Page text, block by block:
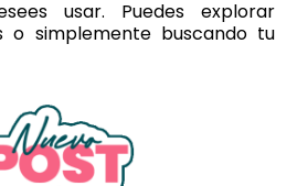
usar. Puedes explorar
o simplemente buscando tu